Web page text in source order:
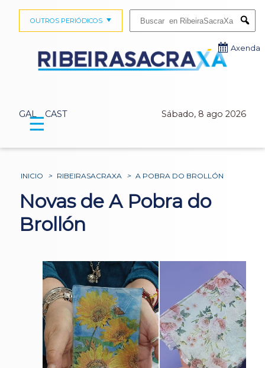
GAL CAST Sábado, 8 ago 2026
OUTROS PERIÓDICOS
Axenda
☰
INICIO > RIBEIRASACRAXA > A POBRA DO BROLLÓN
Novas de A Pobra do
Brollón